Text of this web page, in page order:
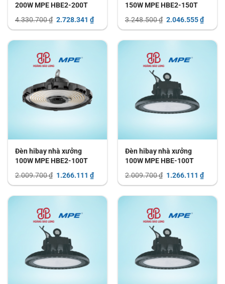
200W MPE HBE2-200T
4.330.700₫ Giá
là:
4.330.700 ₫.
2.728.341 ₫Giá
hiện
tại
là:
2.728.341 ₫.
150W MPE HBE2-150T
3.248.500₫ Giá
là:
3.248.500 ₫.
2.046.555₫Giá
hiện
tại
là:
Đèn hibay nhà xưởng
100W MPE HBE2-100T
2.009.700₫ Giá
là:
2.009.700 ₫.
1.266.111 ₫Giá
hiện
tại
là:
1.266.111 ₫.
Đèn hibay nhà xưởng
100W MPE HBE-100T
2.009.700₫ Giá
là:
2.009.700 ₫.
1.266.111 ₫Giá
hiện
tại
là: